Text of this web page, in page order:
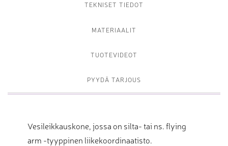
TEKNISET TIEDOT
MATERIAALIT
TUOTEVIDEOT
PYYDÄ TARJOUS
Vesileikkauskone, jossa on silta- tai ns. flying
arm -tyyppinen liikekoordinaatisto.